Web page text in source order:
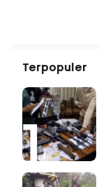
Terpopuler